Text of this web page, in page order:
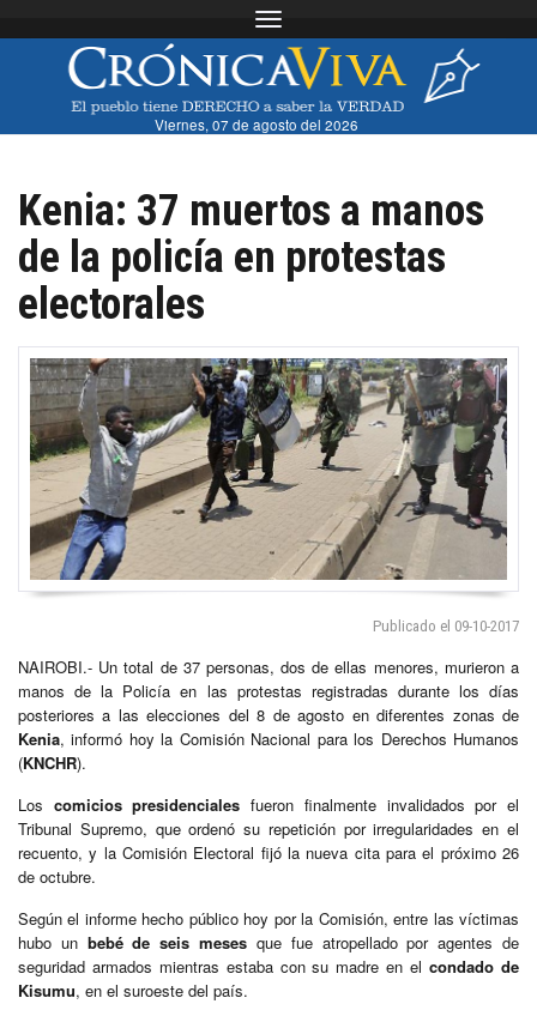
Toggle navigation
Viernes, 07 de agosto del 2026
Kenia: 37 muertos a manos
de la policía en protestas
electorales
Publicado el 09-10-2017
NAIROBI.- Un total de 37 personas, dos de ellas menores, murieron a
manos de la Policía en las protestas registradas durante los días
posteriores a las elecciones del 8 de agosto en diferentes zonas de
Kenia, informó hoy la Comisión Nacional para los Derechos Humanos
(KNCHR).
Los comicios presidenciales fueron finalmente invalidados por el
Tribunal Supremo, que ordenó su repetición por irregularidades en el
recuento, y la Comisión Electoral fijó la nueva cita para el próximo 26
de octubre.
Según el informe hecho público hoy por la Comisión, entre las víctimas
hubo un bebé de seis meses que fue atropellado por agentes de
seguridad armados mientras estaba con su madre en elcondado de
Kisumu, en el suroeste del país.